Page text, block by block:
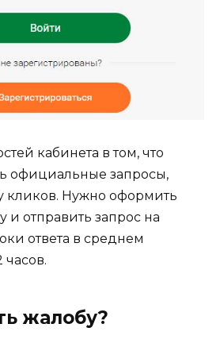
кабинета в том, что
официальные запросы,
кликов. Нужно оформить
отправить запрос на
ответа в среднем
часов.
жалобу?